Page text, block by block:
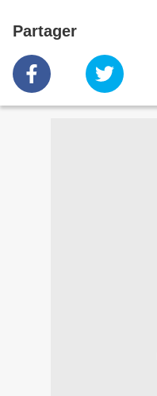
Partager